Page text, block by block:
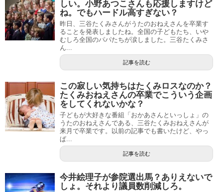
しい。小野あつこさんも応援しますけど
ね。でもハードル高すぎない？
昨日、三谷たくみさんがうたのおねえさんを卒業す
ることを発表しましたね。全国の子どもたち、いや
むしろ全国のパパたちが涙しました。三谷たくみさ
ん...
記事を読む
この寂しい気持ちはたくみロスなのか？
たくみおねえさんの卒業でこういう企画
をしてくれないかな？
子どもが大好きな番組「おかあさんといっしょ」の
うたのおねえさんである、三谷たくみおねえさんが
来月で卒業です。以前の記事でも書いたけど、やっ
ぱ...
記事を読む
今井絵理子が参院選出馬？ありえないで
しょ。それより議員数削減しろ。